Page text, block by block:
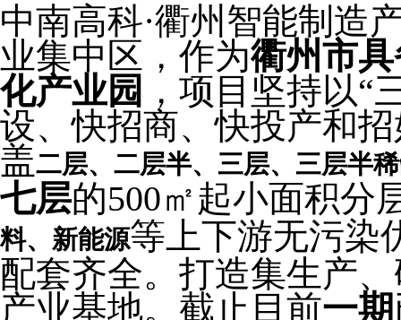
中南高科·衢州智能制造
业集中区，作为衢州市
化产业园 ， 项目坚持以“
设、快招商、快投产和
盖二层、二层半、三层、三层半
七层的500㎡起小面积分
料、新能源等上下游无污染
配套齐全。打造集生产
产业基地。 截止目前一期